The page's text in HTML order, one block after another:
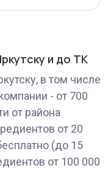
и до ТК
в том числе
- от 700
от района
от 20
(до 15
от 100 000